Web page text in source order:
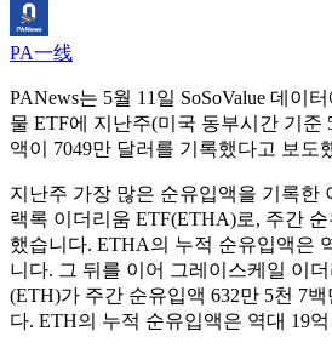
PA一线
PANews는 5월 11일 SoSoValue 데이
물 ETF에 지난주(미국 동부시간 기준
액이 7049만 달러를 기록했다고 보도
지난주 가장 많은 순유입액을 기록한
랙록 이더리움 ETF(ETHA)로, 주간
했습니다. ETHA의 누적 순유입액은
니다. 그 뒤를 이어 그레이스케일 이
(ETH)가 주간 순유입액 632만 5천 7
다. ETH의 누적 순유입액은 역대 19